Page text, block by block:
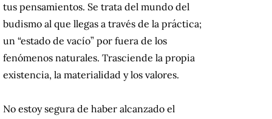
tus pensamientos. Se trata del mundo del
budismo al que llegas a través de la práctica;
un “estado de vacío” por fuera de los
fenómenos naturales. Trasciende la propia
existencia, la materialidad y los valores.
No estoy segura de haber alcanzado el